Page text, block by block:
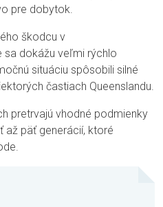
pre dobytok.
škodcu v
dokážu veľmi rýchlo
situáciu spôsobili silné
častiach Queenslandu.
pretrvajú vhodné podmienky
až päť generácií, ktoré